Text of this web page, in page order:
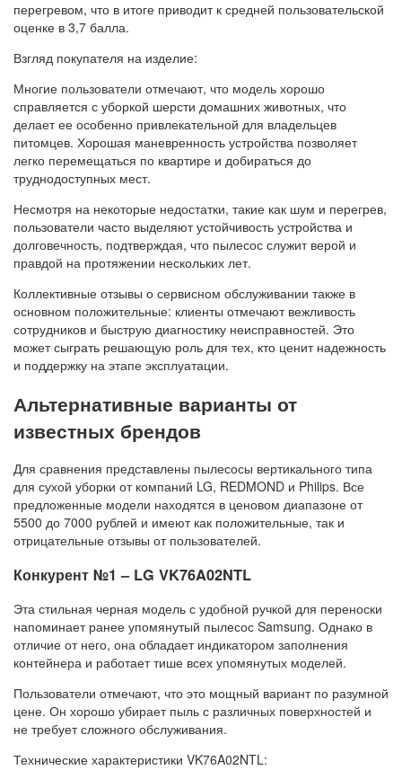
перегревом, что в итоге приводит к средней пользовательской
оценке в 3,7 балла.
Взгляд покупателя на изделие:
Многие пользователи отмечают, что модель хорошо
справляется с уборкой шерсти домашних животных, что
делает ее особенно привлекательной для владельцев
питомцев. Хорошая маневренность устройства позволяет
легко перемещаться по квартире и добираться до
труднодоступных мест.
Несмотря на некоторые недостатки, такие как шум и перегрев,
пользователи часто выделяют устойчивость устройства и
долговечность, подтверждая, что пылесос служит верой и
правдой на протяжении нескольких лет.
Коллективные отзывы о сервисном обслуживании также в
основном положительные: клиенты отмечают вежливость
сотрудников и быструю диагностику неисправностей. Это
может сыграть решающую роль для тех, кто ценит надежность
и поддержку на этапе эксплуатации.
Альтернативные варианты от
известных брендов
Для сравнения представлены пылесосы вертикального типа
для сухой уборки от компаний LG, REDMOND и Philips. Все
предложенные модели находятся в ценовом диапазоне от
5500 до 7000 рублей и имеют как положительные, так и
отрицательные отзывы от пользователей.
Конкурент №1 – LG VK76A02NTL
Эта стильная черная модель с удобной ручкой для переноски
напоминает ранее упомянутый пылесос Samsung. Однако в
отличие от него, она обладает индикатором заполнения
контейнера и работает тише всех упомянутых моделей.
Пользователи отмечают, что это мощный вариант по разумной
цене. Он хорошо убирает пыль с различных поверхностей и
не требует сложного обслуживания.
Технические характеристики VK76A02NTL: